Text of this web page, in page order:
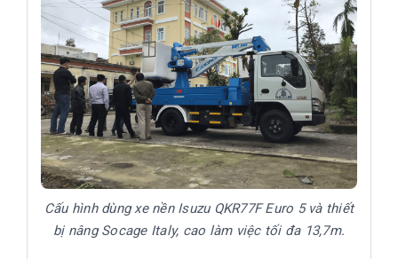
Cấu hình dùng xe nền Isuzu QKR77F Euro 5 và thiết
bị nâng Socage Italy, cao làm việc tối đa 13,7m.